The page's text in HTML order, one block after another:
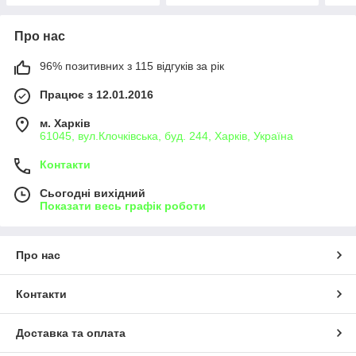
Про нас
96% позитивних з 115 відгуків за рік
Працює з 12.01.2016
м. Харків
61045, вул.Клочківська, буд. 244, Харків, Україна
Контакти
Сьогодні вихідний
Показати весь графік роботи
Про нас
Контакти
Доставка та оплата